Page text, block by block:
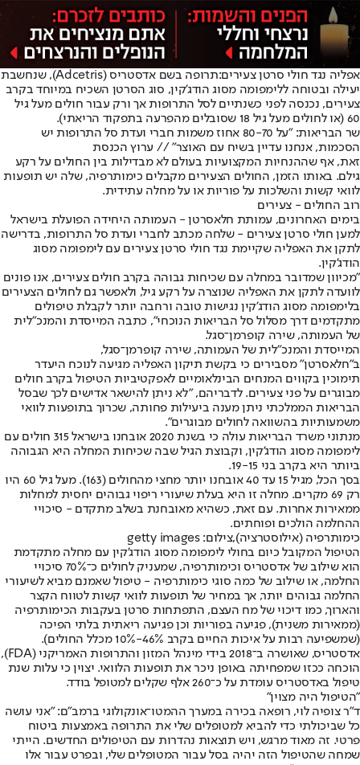
אפליה נגד חולי סרטן צעירים:
תרופה בשם אדסטריס (Adcetris), שנחשבת
יעילה ובטוחה ללימפומה מסוג הודג'קין, סוג הסרטן השכיח במיוחד בקרב
צעירים, נכנסה לפני כשנתיים לסל התרופות אך ורק עבור חולים מעל גיל
60 (או לחולים מעל גיל 18 שסובלים מהפרעה בתפקוד הריאתי).
שר הבריאות: "על 80-70 אחוז משמות חברי ועדת סל התרופות יש
הסכמות, אנחנו עדיין בשיח עם האוצר" // ערוץ הכנסת
זאת, אף שההנחיות המקצועיות בעולם לא מבדילות בין החולים על רקע
גילם. באותו הזמן, החולים הצעירים מקבלים כימותרפיה, שלה יש תופעות
לוואי קשות והשלכות על פוריות או על מחלה עתידית.
רוב החולים - צעירים
בימים האחרונים, עמותת חלאסרטן - העמותה היחידה הפועלת בישראל
למען חולי סרטן צעירים - שלחה מכתב לחברי ועדת סל התרופות, בדרישה
לתקן את האפליה שקיימת נגד חולי סרטן צעירים עם לימפומה מסוג
הודג'קין.
"מכיוון שמדובר במחלה עם שכיחות גבוהה בקרב חולים צעירים, אנו פונים
לוועדה לתקן את האפליה שנוצרה על רקע גיל, ולאפשר גם לחולים הצעירים
בלימפומה מסוג הודג'קין נגישות טובה ורחבה יותר לקבלת טיפולים
מתקדמים דרך מסלול סל הבריאות הנוכחי", כתבה המייסדת והמנכ"לית
של העמותה, שירה קופרמן־סגל.
המייסדת והמנכ"לית של העמותה, שירה קופרמן־סגל,
ב"חלאסרטן" מסבירים כי בקשת תיקון האפליה מגיעה לנוכח היעדר
תימוכין בקווים המנחים הבינלאומיים לאפקטיביות הטיפול בקרב חולים
מבוגרים על פני צעירים. לדבריהם, "לא ניתן להישאר אדישים לכך שבסל
הבריאות הממלכתי ניתן מענה ביעילות פחותה, שכרוך בתופעות לוואי
משמעותיות בהשוואה לחולים מבוגרים".
מנתוני משרד הבריאות עולה כי בשנת 2020 אובחנו בישראל 315 חולים עם
לימפומה מסוג הודג'קין, וקבוצת הגיל שבה שכיחות המחלה היא הגבוהה
ביותר היא בקרב בני 19-15.
בסך הכל, מגיל 15 עד 40 אובחנו יותר מחצי מהחולים (163). מעל גיל 60 היו
רק 69 מקרים. מחלה זו היא בעלת שיעורי ריפוי גבוהים יחסית למחלות
ממאירות אחרות. עם זאת, כשהיא מאובחנת בשלב מתקדם - סיכויי
ההחלמה הולכים ופוחתים.
כימותרפיה (אילוסטרציה),צילום: getty images
הטיפול המקובל כיום בחולי לימפומה מסוג הודג'קין עם מחלה מתקדמת
הוא שילוב של אדסטריס וכימותרפיה, שמעניק לחולים כ־70% סיכויי
החלמה, או שילוב של כמה סוגי כימותרפיה - טיפול שאמנם מביא לשיעורי
החלמה גבוהים יותר, אך במחיר של תופעות לוואי קשות לטווח הקצר
והארוך, כמו דיכוי של מח העצם, התפתחות סרטן בעקבות הכימותרפיה
(ממאירות משנית), פגיעה בפוריות וכן פגיעה ריאתית בלתי הפיכה
(שמשפיעה רבות על איכות החיים בקרב 46%-10% מכלל החולים).
אדסטריס, שאושרה ב־2018 בידי מינהל המזון והתרופות האמריקני (FDA),
הוכחה ככזו שמפחיתה באופן ניכר את תופעות הלוואי. יצוין כי עלות שנת
טיפול באדסטריס עומדת על כ־260 אלף שקלים למטופל בודד.
"הטיפול היה מצוין"
ד"ר צופיה לוי, רופאה בכירה במערך ההמטו־אונקולוגי ברמב"ם: "אני עושה
כל שביכולתי כדי להביא למטופלים שלי את התרופה באמצעות ביטוח
פרטי. זה מאוד מרגש, ויש תוצאות נהדרות עם הטיפולים החדשים. הייתי
שמחה שהטיפול הזה יהיה בסל עבור המטופלים שלי, ובפרט עבור אלו